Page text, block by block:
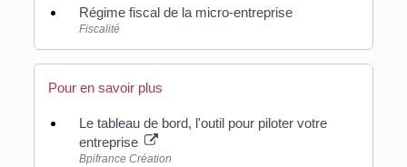
Régime fiscal de la micro-entreprise
Fiscalité
Pour en savoir plus
Le tableau de bord, l'outil pour piloter votre
entreprise
Bpifrance Création